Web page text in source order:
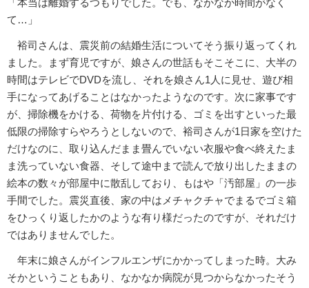
「本当は離婚するつもりでした。でも、なかなか時間がなく
て…」
裕司さんは、震災前の結婚生活についてそう振り返ってくれ
ました。まず育児ですが、娘さんの世話もそこそこに、大半の
時間はテレビでDVDを流し、それを娘さん1人に見せ、遊び相
手になってあげることはなかったようなのです。次に家事です
が、掃除機をかける、荷物を片付ける、ゴミを出すといった最
低限の掃除すらやろうとしないので、裕司さんが1日家を空けた
だけなのに、取り込んだまま畳んでいない衣服や食べ終えたま
ま洗っていない食器、そして途中まで読んで放り出したままの
絵本の数々が部屋中に散乱しており、もはや「汚部屋」の一歩
手間でした。震災直後、家の中はメチャクチャでまるでゴミ箱
をひっくり返したかのような有り様だったのですが、それだけ
ではありませんでした。
年末に娘さんがインフルエンザにかかってしまった時。大み
そかということもあり、なかなか病院が見つからなかったそう